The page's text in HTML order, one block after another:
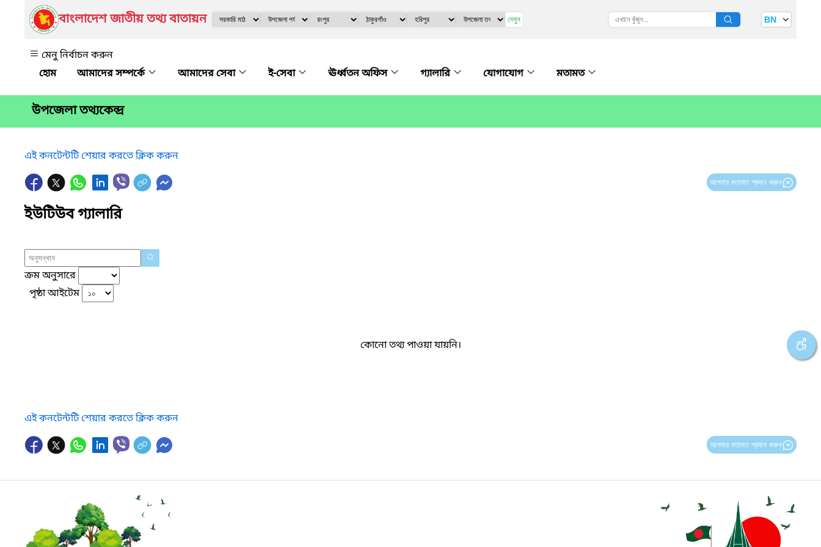
বাংলাদেশ জাতীয় তথ্য বাতায়ন দেখুন BN
মেনু নির্বাচন করুন
আমাদের সম্পর্কে
আমাদের সেবা ই-সেবা ঊর্ধ্বতন অফিস গ্যালারি যোগাযোগ মতামত
উপজেলা তথ্যকেন্দ্র
এই কনটেন্টটি শেয়ার করতে ক্লিক করুন
আপনার মতামত প্রদান করুন
ইউটিউব গ্যালারি
ক্রম অনুসারে
পৃষ্ঠা আইটেম
কোনো তথ্য পাওয়া যায়নি।
এই কনটেন্টটি শেয়ার করতে ক্লিক করুন
আপনার মতামত প্রদান করুন